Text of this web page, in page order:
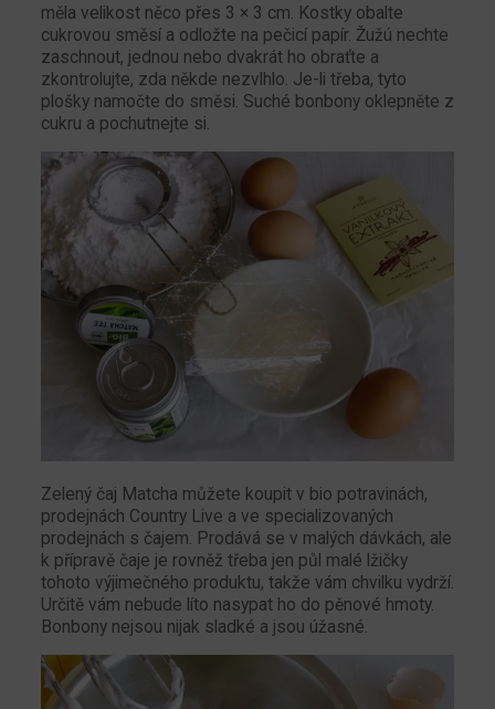
měla velikost něco přes 3 × 3 cm. Kostky obalte
cukrovou směsí a odložte na pečicí papír. Žužú nechte
zaschnout, jednou nebo dvakrát ho obraťte a
zkontrolujte, zda někde nezvlhlo. Je-li třeba, tyto
plošky namočte do směsi. Suché bonbony oklepněte z
cukru a pochutnejte si.
Zelený čaj Matcha můžete koupit v bio potravinách,
prodejnách Country Live a ve specializovaných
prodejnách s čajem. Prodává se v malých dávkách, ale
k přípravě čaje je rovněž třeba jen půl malé lžičky
tohoto výjimečného produktu, takže vám chvilku vydrží.
Určitě vám nebude líto nasypat ho do pěnové hmoty.
Bonbony nejsou nijak sladké a jsou úžasné.